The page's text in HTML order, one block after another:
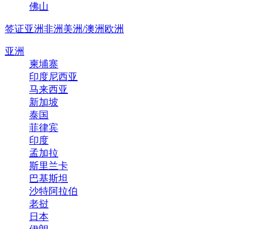
佛山
签证亚洲非洲 美洲/澳洲 欧洲
亚洲
柬埔寨
印度尼西亚
马来西亚
新加坡
泰国
菲律宾
印度
孟加拉
斯里兰卡
巴基斯坦
沙特阿拉伯
老挝
日本